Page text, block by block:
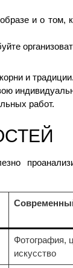
и о том,
и традиции.
работ.
Фотография,
искусство